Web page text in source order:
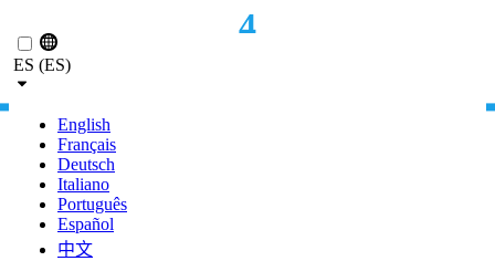
ES (ES)
English
Français
Deutsch
Italiano
Português
Español
中文
4